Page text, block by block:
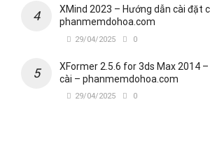
XMind 2023 – Hướng dẫn cài đặt
phanmemdohoa.com
29/04/2025 0
XFormer 2.5.6 for 3ds Max 2014
cài – phanmemdohoa.com
29/04/2025 0